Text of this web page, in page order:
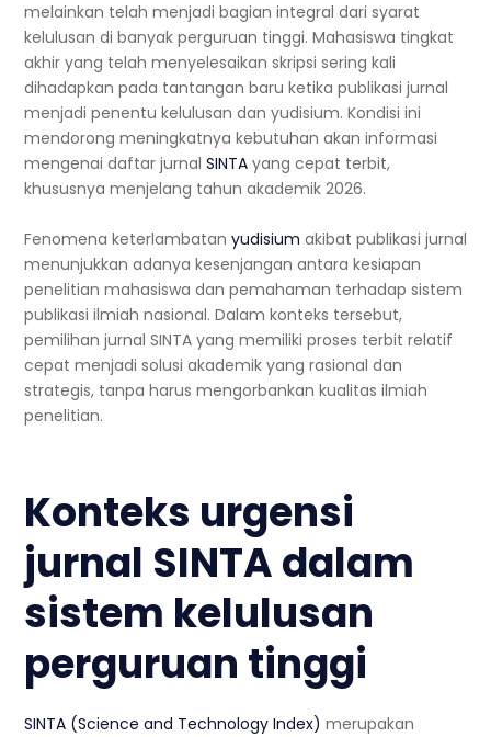
melainkan telah menjadi bagian integral dari syarat
kelulusan di banyak perguruan tinggi. Mahasiswa tingkat
akhir yang telah menyelesaikan skripsi sering kali
dihadapkan pada tantangan baru ketika publikasi jurnal
menjadi penentu kelulusan dan yudisium. Kondisi ini
mendorong meningkatnya kebutuhan akan informasi
mengenai daftar jurnal SINTAyang cepat terbit,
khususnya menjelang tahun akademik 2026.
Fenomena keterlambatan yudisium akibat publikasi jurnal
menunjukkan adanya kesenjangan antara kesiapan
penelitian mahasiswa dan pemahaman terhadap sistem
publikasi ilmiah nasional. Dalam konteks tersebut,
pemilihan jurnal SINTA yang memiliki proses terbit relatif
cepat menjadi solusi akademik yang rasional dan
strategis, tanpa harus mengorbankan kualitas ilmiah
penelitian.
Konteks urgensi
jurnal SINTA dalam
sistem kelulusan
perguruan tinggi
SINTA (Science and Technology Index) merupakan